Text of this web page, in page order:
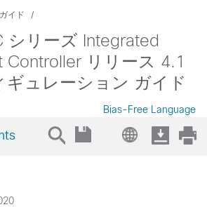
イド
シリーズ Integrated
Controller リリース 4.1
ギュレーション ガイド
Bias-Free Language